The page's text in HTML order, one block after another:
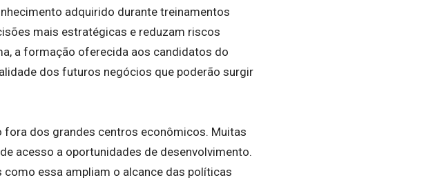
adquirido durante treinamentos
mais estratégicas e reduzam riscos
a formação oferecida aos candidatos do
dos futuros negócios que poderão surgir
fora dos grandes centros econômicos. Muitas
acesso a oportunidades de desenvolvimento.
essa ampliam o alcance das políticas